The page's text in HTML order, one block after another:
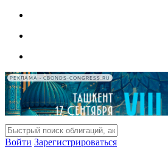
РЕКЛАМА • CBONDS-CONGRESS.RU
Войти Зарегистрироваться